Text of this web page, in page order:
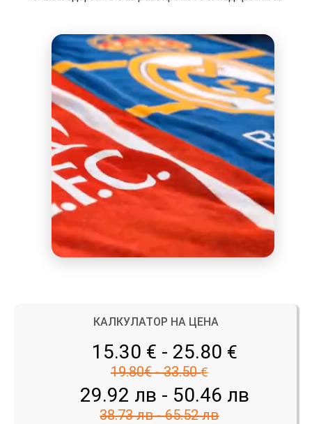
КАЛКУЛАТОР НА ЦЕНА
15.30 € - 25.80 €
19.80€ - 33.50 €
29.92 лв - 50.46 лв
38.73 лв - 65.52 лв